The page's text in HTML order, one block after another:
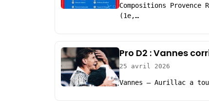
Compositions Provence
(1e,…
Pro D2 : Vannes
25 avril 2026
Vannes – Aurillac a